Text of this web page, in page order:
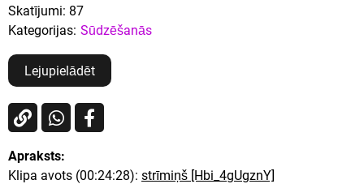
Skatījumi: 87
Kategorijas: Sūdzēšanās
Lejupielādēt
Apraksts:
Klipa avots (00:24:28): strīmiņš [Hbi_4gUgznY]